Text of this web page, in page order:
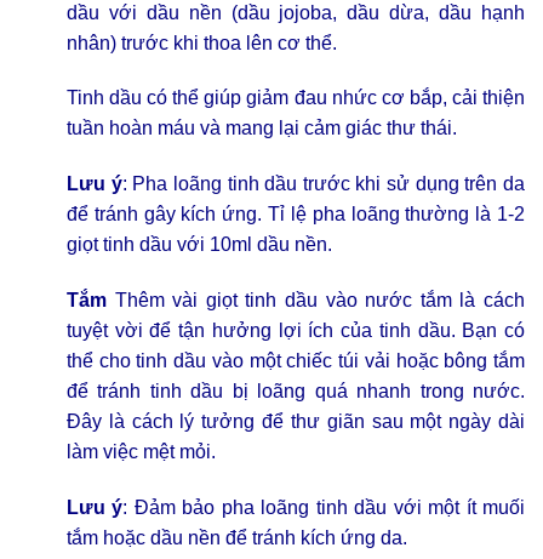
dầu với dầu nền (dầu jojoba, dầu dừa, dầu hạnh
nhân) trước khi thoa lên cơ thể.
Tinh dầu có thể giúp giảm đau nhức cơ bắp, cải thiện
tuần hoàn máu và mang lại cảm giác thư thái.
Lưu ý: Pha loãng tinh dầu trước khi sử dụng trên da
để tránh gây kích ứng. Tỉ lệ pha loãng thường là 1-2
giọt tinh dầu với 10ml dầu nền.
Tắm Thêm vài giọt tinh dầu vào nước tắm là cách
tuyệt vời để tận hưởng lợi ích của tinh dầu. Bạn có
thể cho tinh dầu vào một chiếc túi vải hoặc bông tắm
để tránh tinh dầu bị loãng quá nhanh trong nước.
Đây là cách lý tưởng để thư giãn sau một ngày dài
làm việc mệt mỏi.
Lưu ý: Đảm bảo pha loãng tinh dầu với một ít muối
tắm hoặc dầu nền để tránh kích ứng da.